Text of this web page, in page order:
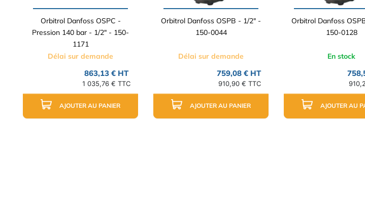
Orbitrol Danfoss OSPC -
Pression 140 bar - 1/2" - 150-
1171
Délai sur demande
863,13 € HT
1 035,76 € TTC
AJOUTER AU PANIER
Orbitrol Danfoss OSPB - 1/2" -
150-0044
Délai sur demande
759,08 € HT
910,90 € TTC
AJOUTER AU PANIER
Orbitrol Danfoss
150-0128
En stock
AJOUTER AU